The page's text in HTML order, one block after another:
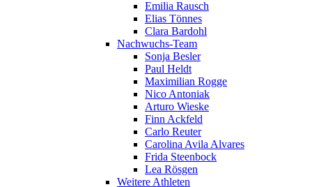
Emilia Rausch
Elias Tönnes
Clara Bardohl
Nachwuchs-Team
Sonja Besler
Paul Heldt
Maximilian Rogge
Nico Antoniak
Arturo Wieske
Finn Ackfeld
Carlo Reuter
Carolina Avila Alvares
Frida Steenbock
Lea Rösgen
Weitere Athleten